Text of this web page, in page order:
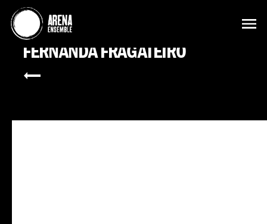
FERNANDA FRAGATEIRO